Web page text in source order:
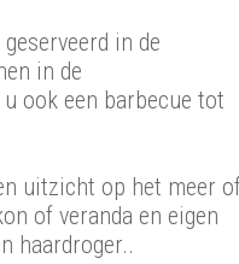
in de
in de
ook een barbecue tot
uitzicht op het meer
of veranda en eigen
haardroger..